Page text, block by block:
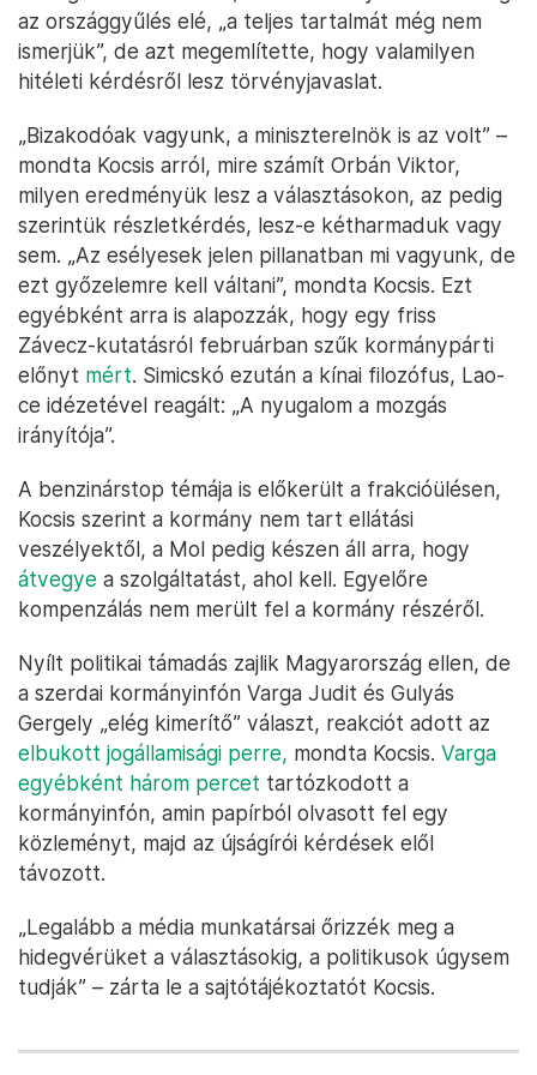
az országgyűlés elé, „a teljes tartalmát még nem
ismerjük”, de azt megemlítette, hogy valamilyen
hitéleti kérdésről lesz törvényjavaslat.
„Bizakodóak vagyunk, a miniszterelnök is az volt” –
mondta Kocsis arról, mire számít Orbán Viktor,
milyen eredményük lesz a választásokon, az pedig
szerintük részletkérdés, lesz-e kétharmaduk vagy
sem. „Az esélyesek jelen pillanatban mi vagyunk, de
ezt győzelemre kell váltani”, mondta Kocsis. Ezt
egyébként arra is alapozzák, hogy egy friss
Závecz-kutatásról februárban szűk kormánypárti
előnyt mért. Simicskó ezután a kínai filozófus, Lao-
ce idézetével reagált: „A nyugalom a mozgás
irányítója”.
A benzinárstop témája is előkerült a frakcióülésen,
Kocsis szerint a kormány nem tart ellátási
veszélyektől, a Mol pedig készen áll arra, hogy
átvegye a szolgáltatást, ahol kell. Egyelőre
kompenzálás nem merült fel a kormány részéről.
Nyílt politikai támadás zajlik Magyarország ellen, de
a szerdai kormányinfón Varga Judit és Gulyás
Gergely „elég kimerítő” választ, reakciót adott az
elbukott jogállamisági perre, mondta Kocsis. Varga
egyébként három percet tartózkodott a
kormányinfón, amin papírból olvasott fel egy
közleményt, majd az újságírói kérdések elől
távozott.
„Legalább a média munkatársai őrizzék meg a
hidegvérüket a választásokig, a politikusok úgysem
tudják” – zárta le a sajtótájékoztatót Kocsis.